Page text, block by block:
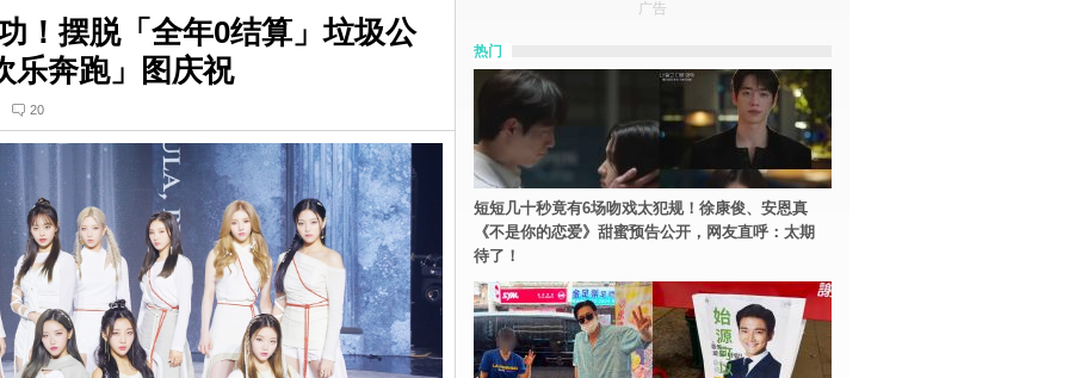
！摆脱「全年0结算」垃圾公
乐奔跑」图庆祝
20
广告
热门
短短几十秒竟有6场吻戏太犯规！徐康俊、安恩真
《不是你的恋爱》甜蜜预告公开，网友直呼：太期
待了！